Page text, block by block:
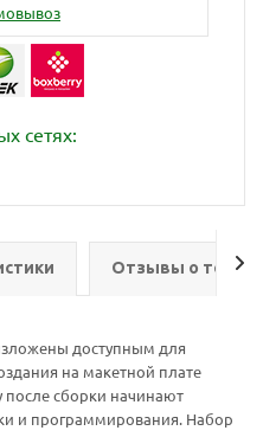
сетях:
Отзывы о
доступным для
на макетной плате
после сборки начинают
и программирования. Набор